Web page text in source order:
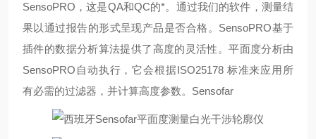
SensoPRO，这是QA和QC的*。通过我们的软件，测量结
果以通过报告的形式呈现产品是否合格。SensoPRO基于
插件的数据分析算法提供了高度的灵活性。平面度分析由
SensoPRO自动执行，它会根据ISO25178 标准来应用所
有必需的过滤器，并计算高度参数。Sensofar